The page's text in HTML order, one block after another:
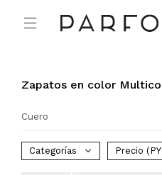

Zapatos en color
Cuero
Categorías Precio